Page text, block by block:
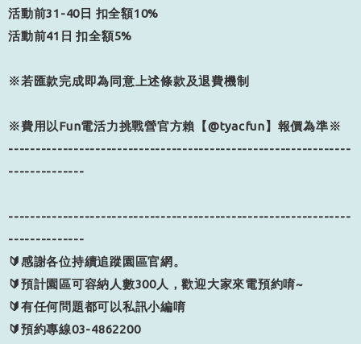
活動前31-40 日 扣全額10%
活動前41 日 扣全額5%
※若匯款完成即為同意上述條款及退費機制
※費用以Fun電活力挑戰營官方賴【@tyacfun】報價為準※
---------------------------------------------------------------
--------------
---------------------------------------------------------------
--------------
🔰感謝各位持續追蹤園區官網。
🔰預計園區可容納人數300人，歡迎大家來電預約唷~
🔰有任何問題都可以私訊小編唷
🔰預約專線03-4862200